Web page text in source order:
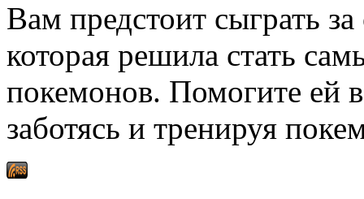
Вам предстоит сыграть
которая решила стать
покемонов. Помогите ей
заботясь и тренируя